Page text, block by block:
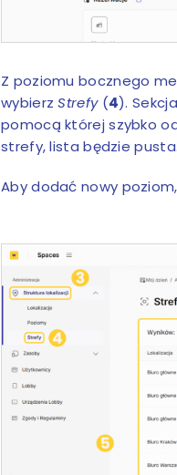
Z poziomu bocznego
wybierzStrefy(4).
pomocą której szybko
strefy, lista będzie pusta.
Aby dodać nowy